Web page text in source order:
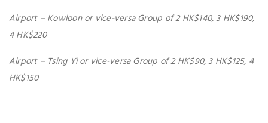
Airport – Kowloon or vice-versa Group of 2 HK$140, 3 HK$190,
4 HK$220
Airport – Tsing Yi or vice-versa Group of 2 HK$90, 3 HK$125, 4
HK$150